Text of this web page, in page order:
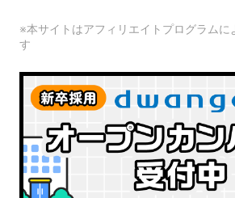
※本サイトはアフィリエイトプログラムに
す